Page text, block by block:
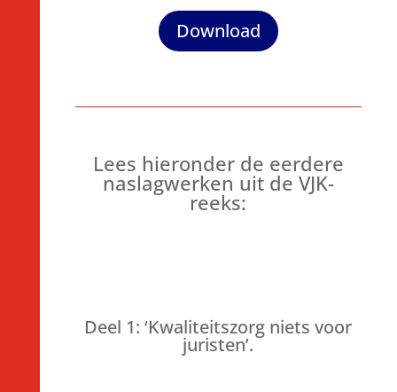
Download
Lees hieronder de eerdere
naslagwerken uit de VJK-
reeks:
Deel 1: ‘Kwaliteitszorg niets voor
juristen’.